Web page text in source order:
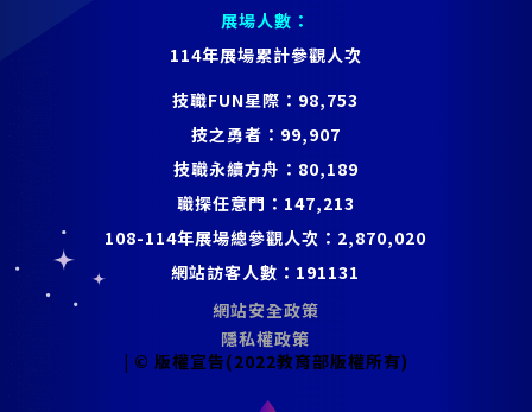
展場人數：
114年展場累計參觀人次
技職FUN星際： 98,753
技之勇者： 99,907
技職永續方舟： 80,189
職探任意門： 147,213
108-114年展場總參觀人次： 2,870,020
網站訪客人數： 191131
網站安全政策
隱私權政策
| © 版權宣告(2022教育部版權所有)